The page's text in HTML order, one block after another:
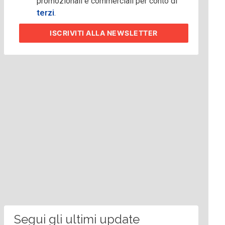
terzi.
ISCRIVITIALLA NEWSLETTER
Segui gli ultimi update